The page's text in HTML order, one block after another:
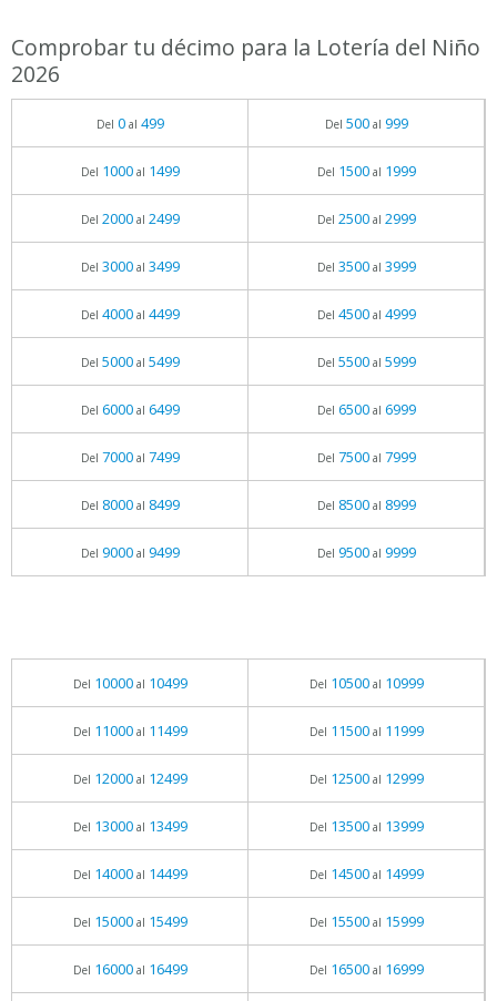
Comprobar tu décimo para la Lotería del Niño
2026
Del 0al 499 Del 500al 999
Del 1000al 1499 Del 1500al 1999
Del 2000al 2499 Del 2500al 2999
Del 3000al 3499 Del 3500al 3999
Del 4000al 4499 Del 4500al 4999
Del 5000al 5499 Del 5500al 5999
Del 6000al 6499 Del 6500al 6999
Del 7000al 7499 Del 7500al 7999
Del 8000al 8499 Del 8500al 8999
Del 9000al 9499 Del 9500al 9999
Del 10000al 10499 Del 10500al 10999
Del 11000al 11499 Del 11500al 11999
Del 12000al 12499 Del 12500al 12999
Del 13000al 13499 Del 13500al 13999
Del 14000al 14499 Del 14500al 14999
Del 15000al 15499 Del 15500al 15999
Del 16000al 16499 Del 16500al 16999